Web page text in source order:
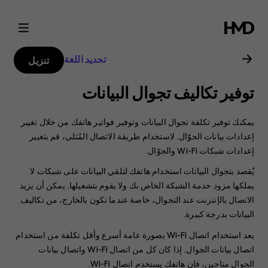
دليل
مستخدم
هاتف
Nokia
2.1
تحديد اللغة تنزيل
توفير تكاليف تجوال البيانات
يمكنك توفير تكلفة تجوال البيانات وتوفير فواتير هاتفك من خلال تغيير
إعدادات بيانات الجوّال. لاستخدام طريقة الاتصال المُثلى، قم بتغيير
إعدادات شبكات Wi-Fi والجوّال.
يٌقصد بتجوال البيانات استخدام هاتفك لتلقي البيانات على شبكات لا
يملكها مزود خدمة الشبكة الخاص بك ولا يقوم بتشغيلها. يمكن أن يزيد
الاتصال بالإنترنت عند التجوال، خاصة عندما تكون بالخارج، من تكاليف
البيانات بدرجة كبيرة.
يعد استخدام اتصال Wi-Fi بصورة عامة أسرع وأقل تكلفة من استخدام
اتصال بيانات الجوال. إذا كان كل من اتصال Wi-Fi واتصال بيانات
الجوال متاحين، فإن هاتفك يستخدم اتصال Wi-Fi.